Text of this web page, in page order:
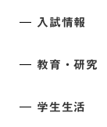
入試情報
教育・研究
学生生活